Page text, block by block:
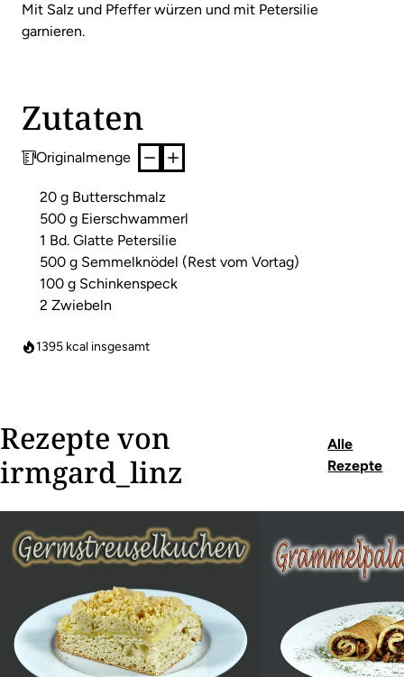
Mit Salz und Pfeffer würzen und mit Petersilie
garnieren.
Zutaten
Originalmenge
20 g Butterschmalz
500 g Eierschwammerl
1 Bd. Glatte Petersilie
500 g Semmelknödel (Rest vom Vortag)
100 g Schinkenspeck
2 Zwiebeln
1395 kcal insgesamt
Rezepte von
irmgard_linz
Alle
Rezepte